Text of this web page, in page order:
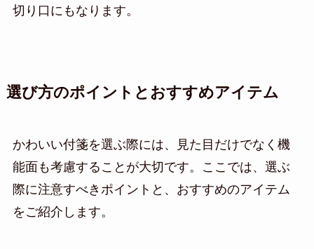
切り口にもなります。
選び方のポイントとおすすめアイテム
かわいい付箋を選ぶ際には、見た目だけでなく機
能面も考慮することが大切です。ここでは、選ぶ
際に注意すべきポイントと、おすすめのアイテム
をご紹介します。